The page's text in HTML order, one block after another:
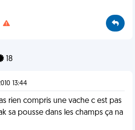
18
13:44
rien compris une vache c est pas
sa pousse dans les champs ça na